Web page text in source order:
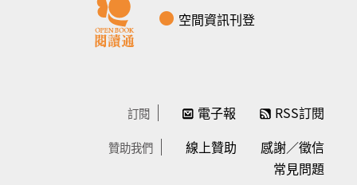
空間資訊刊登
訂閱 電子報 RSS訂閱
贊助我們 線上贊助
感謝／徵信
常見問題